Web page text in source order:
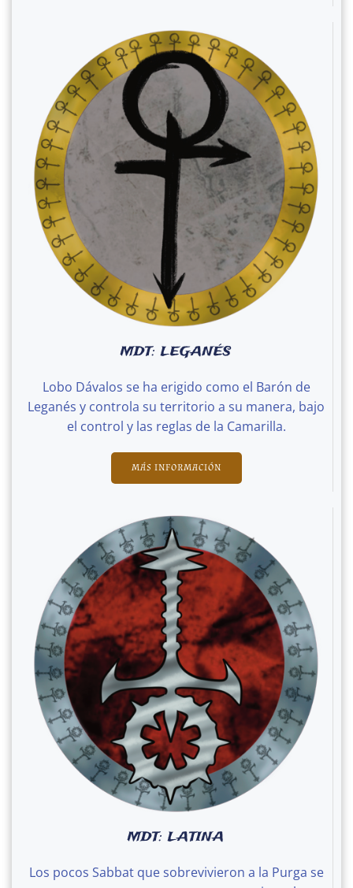
MDT: LEGANÉS
Lobo Dávalos se ha erigido como el Barón de
Leganés y controla su territorio a su manera, bajo
el control y las reglas de la Camarilla.
MÁS INFORMACIÓN
MDT: LATINA
Los pocos Sabbat que sobrevivieron a la Purga se